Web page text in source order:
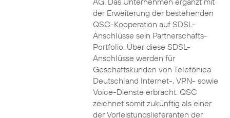
der Erweiterung der bestehenden
QSC-Kooperation auf SDSL-
Anschlüsse sein Partnerschafts-
Portfolio. Über diese SDSL-
Anschlüsse werden für
Geschäftskunden von Telefónica
Deutschland Internet-, VPN- sowie
Voice-Dienste erbracht. QSC
zeichnet somit zukünftig als einer
der Vorleistungslieferanten der